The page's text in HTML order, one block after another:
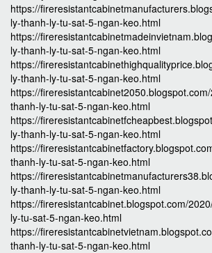
https://
ly-thanh-ly-tu-sat-5-ngan-keo.html
https://
ly-thanh-ly-tu-sat-5-ngan-keo.html
https://
ly-thanh-ly-tu-sat-5-ngan-keo.html
https://
thanh-ly-tu-sat-5-ngan-keo.html
https://
ly-thanh-ly-tu-sat-5-ngan-keo.html
https://
thanh-ly-tu-sat-5-ngan-keo.html
https://
ly-thanh-ly-tu-sat-5-ngan-keo.html
https://fireresistantcabinet.blogspot.com/
ly-tu-sat-5-ngan-keo.html
https://
thanh-ly-tu-sat-5-ngan-keo.html